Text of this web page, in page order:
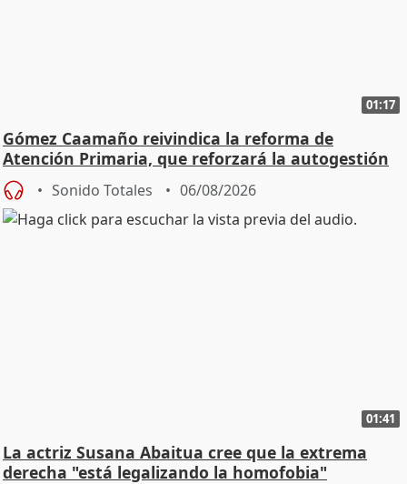
01:17
Gómez Caamaño reivindica la reforma de
Atención Primaria, que reforzará la autogestión
Sonido Totales 06/08/2026
01:41
La actriz Susana Abaitua cree que la extrema
derecha "está legalizando la homofobia"